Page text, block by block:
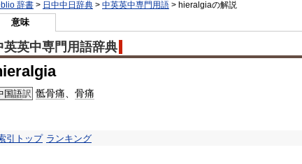
辞書 > 日中中日辞典 > 中英英中専門用語 > hieralgiaの解説
意味
英英中専門用語辞典
国語訳 骶骨痛 骨痛
引トップ ランキング